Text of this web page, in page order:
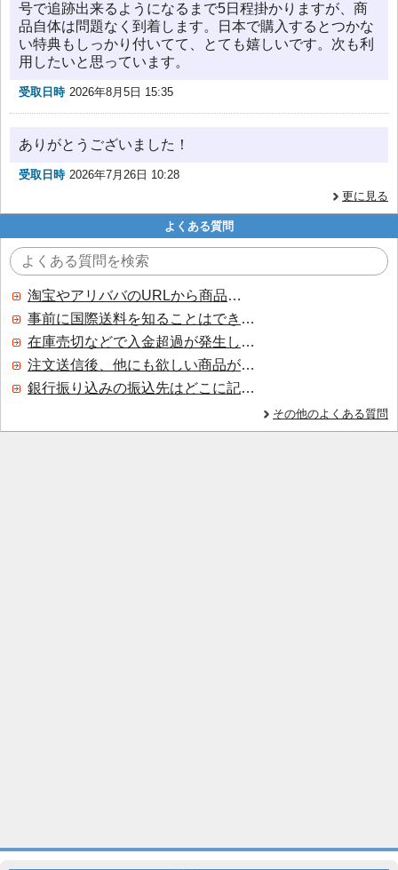
号で追跡出来るようになるまで5日程掛かりますが、商
品自体は問題なく到着します。日本で購入するとつかな
い特典もしっかり付いてて、とても嬉しいです。次も利
用したいと思っています。
受取日時 2026年8月5日 15:35
ありがとうございました！
受取日時 2026年7月26日 10:28
更に見る
よくある質問
淘宝やアリババのURLから商品を探すことはできますか？
事前に国際送料を知ることはできますか？
在庫売切などで入金超過が発生した場合はいつ返金されますか？
注文送信後、他にも欲しい商品が見つかった場合、追加注文できますか？
銀行振り込みの振込先はどこに記載されていますか？
その他のよくある質問